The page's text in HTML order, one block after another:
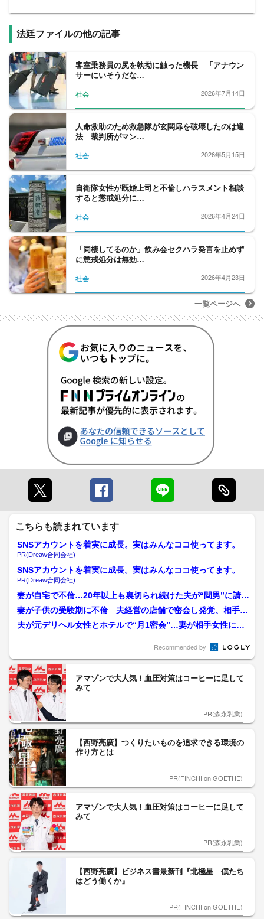
ー・プロデューサー、バラエティー制作者、
元スポーツ紙記者など様々な専門性を持つ副
編集長・デスクを合わせ11人が所属。事件や
事故、政治に経済、芸能やスポーツまで、あ
法廷ファイルの他の記事
客室乗務員の尻を執拗に触った機長 「アナウン
サーにいそうだな…
社会 2026年7月14日
人命救助のため救急隊が玄関扉を破壊したのは違
法 裁判所がマン…
社会 2026年5月15日
自衛隊女性が既婚上司と不倫しハラスメント相談
すると懲戒処分に…
社会 2026年4月24日
「同棲してるのか」飲み会セクハラ発言を止めず
に懲戒処分は無効…
社会 2026年4月23日
一覧ページへ
こちらも読まれています
SNSアカウントを着実に成長。実はみんなココ使ってます。
PR(Dreaw合同会社)
SNSアカウントを着実に成長。実はみんなココ使ってます。
PR(Dreaw合同会社)
妻が自宅で不倫…20年以上も裏切られ続けた夫が“間男”に請求
した慰謝料1億円の行...
妻が子供の受験期に不倫 夫経営の店舗で密会し発覚、相手は
近所で接骨院営む男性 夫...
夫が元デリヘル女性とホテルで“月1密会”…妻が相手女性に慰
Recommended by
アマゾンで大人気！血圧対策はコーヒーに足して
みて
PR(森永乳業)
【西野亮廣】つくりたいものを追求できる環境の
作り方とは
PR(FINCHI on GOETHE)
アマゾンで大人気！血圧対策はコーヒーに足して
みて
PR(森永乳業)
【西野亮廣】ビジネス書最新刊『北極星 僕たち
はどう働くか』
PR(FINCHI on GOETHE)